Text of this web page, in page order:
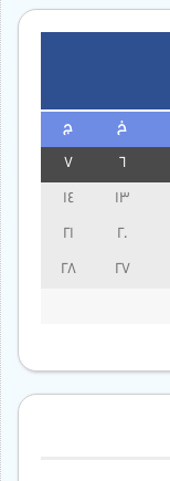
خ ج
13
14
20
21
27
28